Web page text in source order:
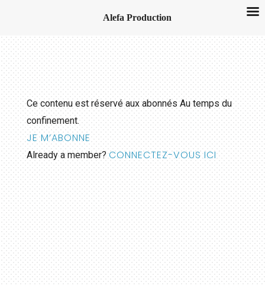
Ce contenu est réservé aux abonnés Au temps du
confinement.
JE M’ABONNE
Already a member? CONNECTEZ-VOUS ICI
Alefa Production